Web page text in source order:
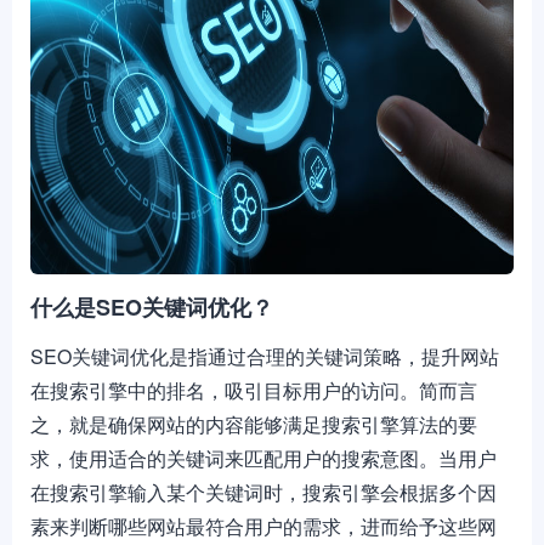
什么是SEO关键词优化？
SEO关键词优化是指通过合理的关键词策略，提升网站
在搜索引擎中的排名，吸引目标用户的访问。简而言
之，就是确保网站的内容能够满足搜索引擎算法的要
求，使用适合的关键词来匹配用户的搜索意图。当用户
在搜索引擎输入某个关键词时，搜索引擎会根据多个因
素来判断哪些网站最符合用户的需求，进而给予这些网